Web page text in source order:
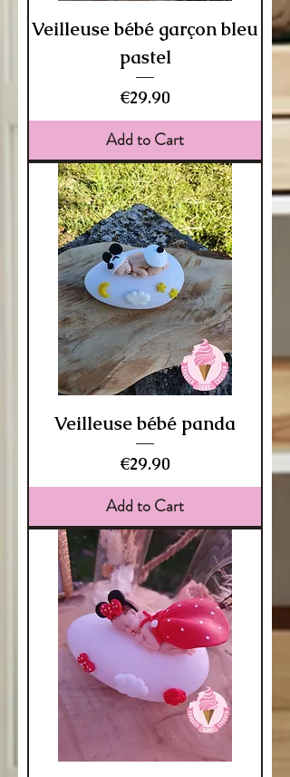
Veilleuse bébé garçon bleu
pastel
Price
€29.90
Add to Cart
Veilleuse bébé panda
Price
€29.90
Add to Cart